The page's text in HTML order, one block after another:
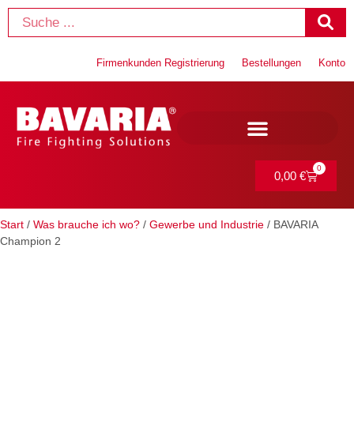
Firmenkunden Registrierung Bestellungen Konto
0,00 €
0
Start / Was brauche ich wo? / Gewerbe und Industrie / BAVARIA
Champion 2